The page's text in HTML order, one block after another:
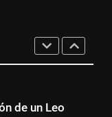
de un Leo
Fire: así fue
de un Leo